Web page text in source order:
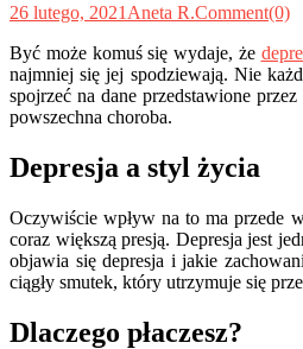
26 lutego, 2021 Aneta R.Comment(0)
Być może komuś się wydaje, że
najmniej się jej spodziewają. Nie
spojrzeć na dane przedstawione
powszechna choroba.
Depresja a styl życia
Oczywiście wpływ na to ma przede
coraz większą presją. Depresja jest
objawia się depresja i jakie
ciągły smutek, który utrzymuje się
Dlaczego płaczesz?